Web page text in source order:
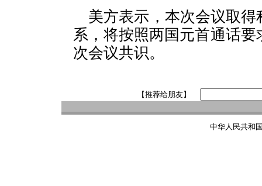
美方表示，本次会议取
系，将按照两国元首通话
次会议共识。
【推荐给朋友】
中华人民共和